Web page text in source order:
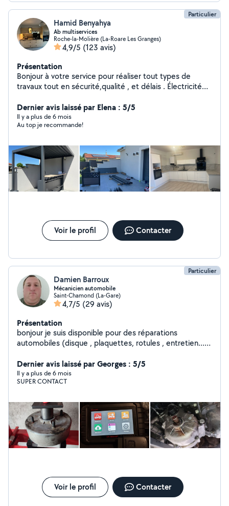
Particulier
Hamid Benyahya
Ab multiservices
Roche-la-Molière (La-Roare Les Granges)
4,9/5 (123 avis)
Présentation
Bonjour à votre service pour réaliser tout types de
travaux tout en sécurité,qualité , et délais . Électricité
neuf. Volet roulant ( manuel, ou électrique ) Serrurier.
(urgence, changement,etc) Plomberie
(urgences,sanitaire bouché) Montage de
(rideaux ,étagère ..) Électroménager lave linge, sèche
linge ( dépannage,petit ou gros) Nettoyages :canapé.
Tonte pelouse , arbuste. Déménagement.
Désencombrement vide cave ,garage. Débarrasse tout
électroménager . Pose parquet flottant,bois, ou
Dernier avis laissé par Elena : 5/5
Il y a plus de 6 mois
Au top je recommande!
Voir le profil Contacter
Particulier
Damien Barroux
Mécanicien automobile
Saint-Chamond (La-Gare)
4,7/5 (29 avis)
Présentation
bonjour je suis disponible pour des réparations
automobiles (disque , plaquettes, rotules , entretien...)
Dernier avis laissé par Georges : 5/5
Il y a plus de 6 mois
SUPER CONTACT
Voir le profil Contacter